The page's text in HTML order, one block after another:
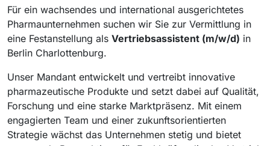
Für ein wachsendes und international ausgerichtetes
Pharmaunternehmen suchen wir Sie zur Vermittlung in
eine Festanstellung als Vertriebsassistent (m/w/d) in
Berlin Charlottenburg.
Unser Mandant entwickelt und vertreibt innovative
pharmazeutische Produkte und setzt dabei auf Qualität,
Forschung und eine starke Marktpräsenz. Mit einem
engagierten Team und einer zukunftsorientierten
Strategie wächst das Unternehmen stetig und bietet